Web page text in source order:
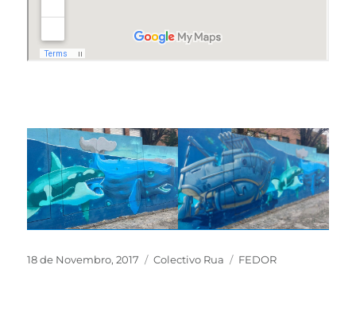
18 de Novembro, 2017 Colectivo Rua FEDOR